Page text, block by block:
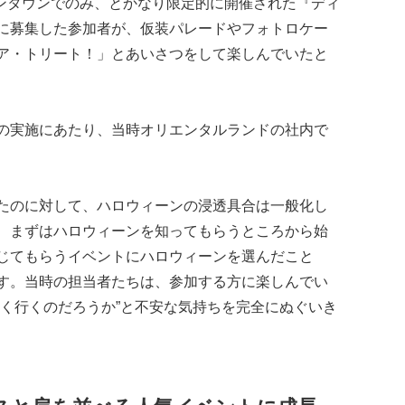
ウンでのみ、とかなり限定的に開催された『ディ
募集した参加者が、仮装パレードやフォトロケー
トリート！」とあいさつをして楽しんでいたと
実施にあたり、当時オリエンタルランドの社内で
のに対して、ハロウィーンの浸透具合は一般化し
まずはハロウィーンを知ってもらうところから始
もらうイベントにハロウィーンを選んだこと
。当時の担当者たちは、参加する方に楽しんでい
行くのだろうか”と不安な気持ちを完全にぬぐいき